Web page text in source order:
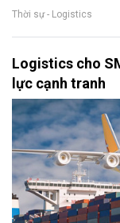
Thời sự - Logistics
Logistics cho
lực cạnh tranh